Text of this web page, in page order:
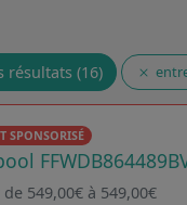
résultats (16)
SPONSORISÉ
549,00€ à 549,00€